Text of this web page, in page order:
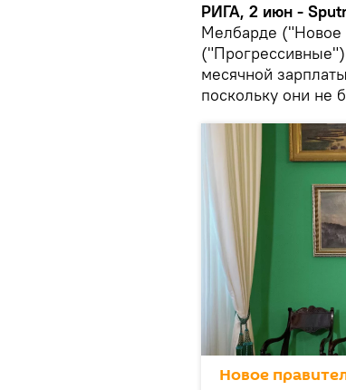
РИГА, 2 июн -
Мелбарде ("Новое
месячной
поскольку они не
Новое